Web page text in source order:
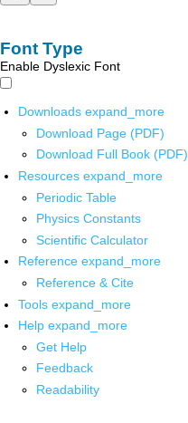
Font Type
Enable Dyslexic Font
Downloads expand_more
Download Page (PDF)
Download Full Book (PDF)
Resources expand_more
Periodic Table
Physics Constants
Scientific Calculator
Reference expand_more
Reference & Cite
Tools expand_more
Help expand_more
Get Help
Feedback
Readability